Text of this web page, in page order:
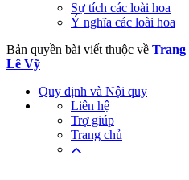
Sự tích các loài hoa
Ý nghĩa các loài hoa
Bản quyền bài viết thuộc về Trang
Lê Vỹ
Quy định và Nội quy
Liên hệ
Trợ giúp
Trang chủ